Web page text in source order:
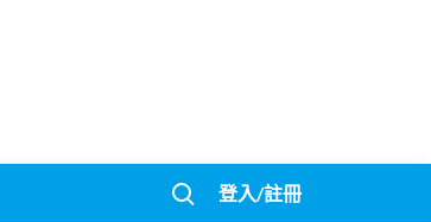
登入/註冊